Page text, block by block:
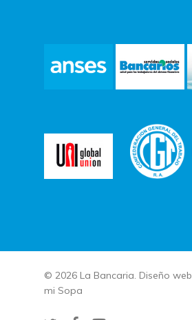
© 2026 La Bancaria. Diseño web
mi Sopa